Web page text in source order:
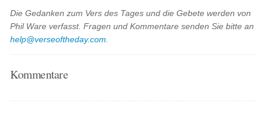
Die Gedanken zum Vers des Tages und die Gebete werden von
Phil Ware verfasst. Fragen und Kommentare senden Sie bitte an
help@verseoftheday.com
Kommentare